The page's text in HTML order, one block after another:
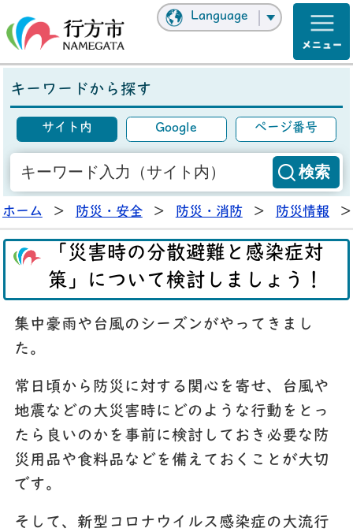
Language
キーワードから探す
サイト内 Google ページ番号
ホーム > 防災・安全 > 防災・消防 > 防災情報 >
「災害時の分散避難と感染症対
策」について検討しましょう！
集中豪雨や台風のシーズンがやってきまし
た。
常日頃から防災に対する関心を寄せ、台風や
地震などの大災害時にどのような行動をとっ
たら良いのかを事前に検討しておき必要な防
災用品や食料品などを備えておくことが大切
です。
そして、新型コロナウイルス感染症の大流行